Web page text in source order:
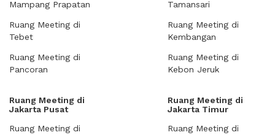
Mampang Prapatan
Ruang Meeting di
Tebet
Ruang Meeting di
Pancoran
Tamansari
Ruang Meeting di
Kembangan
Ruang Meeting di
Kebon Jeruk
Ruang Meeting di
Jakarta Pusat
Ruang Meeting di
Ruang Meeting di
Jakarta Timur
Ruang Meeting di